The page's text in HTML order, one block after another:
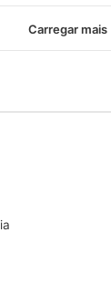
Carregar mais